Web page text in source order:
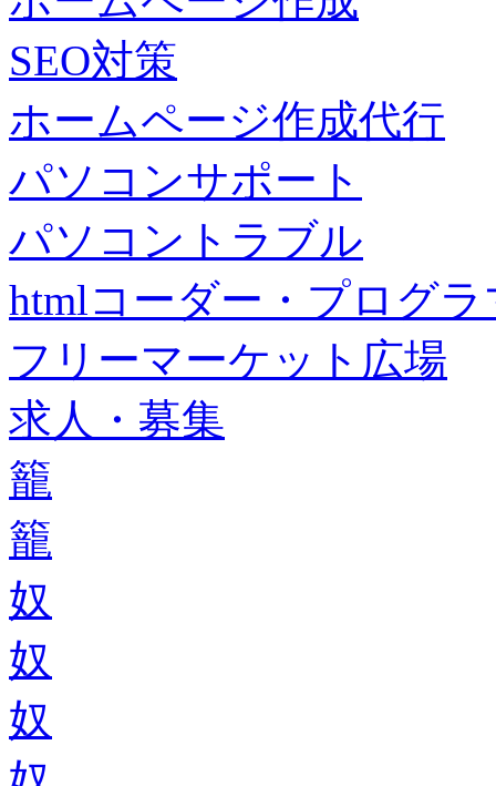
SEO対策
ホームページ作成代行
パソコンサポート
パソコントラブル
htmlコーダー・プログラ
フリーマーケット広場
求人・募集
籠
籠
奴
奴
奴